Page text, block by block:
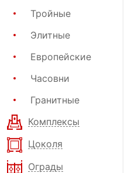
Тройные
Элитные
Европейские
Часовни
Гранитные
Комплексы
Цоколя
Ограды